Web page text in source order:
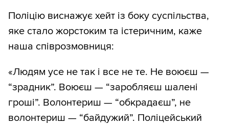
Поліцію виснажує хейт із боку суспільства,
яке стало жорстоким та істеричним, каже
наша співрозмовниця:
«Людям усе не так і все не те. Не воюєш —
“зрадник”. Воюєш — “заробляєш шалені
гроші”. Волонтериш — “обкрадаєш”, не
волонтериш — “байдужий”. Поліцейський